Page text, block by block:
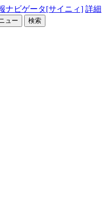
ナビゲータ[サイニィ] 詳細
ュー 検索